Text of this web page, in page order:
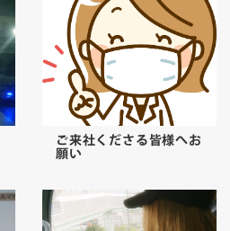
ご来社くださる皆様へお
願い